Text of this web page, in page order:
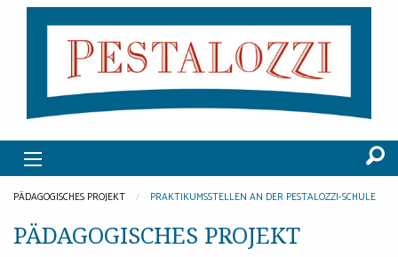
PÄDAGOGISCHES PROJEKT PRAKTIKUMSSTELLEN AN DER PESTALOZZI-SCHULE
PÄDAGOGISCHES PROJEKT